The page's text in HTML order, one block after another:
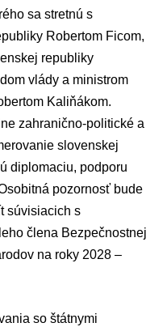
sa stretnú s
Robertom Ficom,
republiky
vlády a ministrom
Kaliňákom.
zahranično-politické a
slovenskej
diplomaciu, podporu
pozornosť bude
súvisiacich s
člena Bezpečnostnej
na roky 2028 –
so štátnymi